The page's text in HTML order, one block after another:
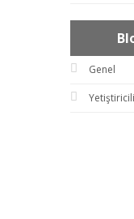
Genel